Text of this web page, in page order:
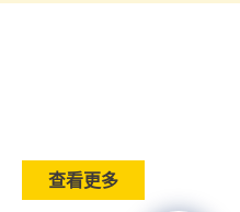
查看更多